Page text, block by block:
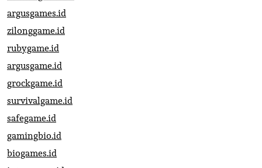
argusgames.id
zilonggame.id
rubygame.id
argusgame.id
grockgame.id
survivalgame.id
safegame.id
gamingbio.id
biogames.id